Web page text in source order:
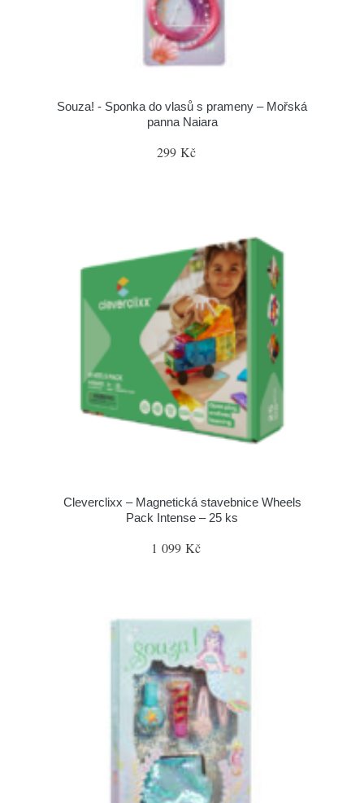
Souza! - Sponka do vlasů s prameny – Mořská
panna Naiara
299 Kč
Cleverclixx – Magnetická stavebnice Wheels
Pack Intense – 25 ks
1 099 Kč